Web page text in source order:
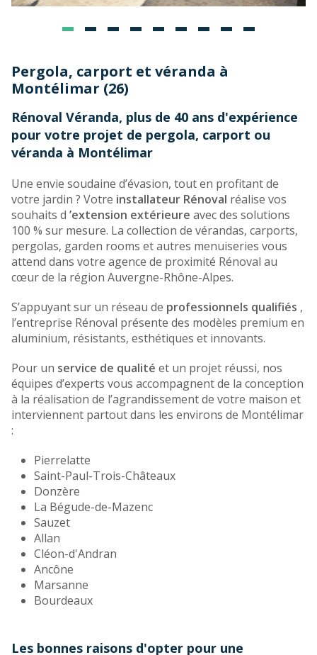
Pergola, carport et véranda à
Montélimar (26)
Rénoval Véranda, plus de 40 ans d'expérience
pour votre projet de pergola, carport ou
véranda à Montélimar
Une envie soudaine d’évasion, tout en profitant de
votre jardin ? Votre installateur Rénoval réalise vos
souhaits d ’extension extérieure avec des solutions
100 % sur mesure. La collection de vérandas, carports,
pergolas, garden rooms et autres menuiseries vous
attend dans votre agence de proximité Rénoval au
cœur de la région Auvergne-Rhône-Alpes.
S’appuyant sur un réseau de professionnels qualifiés ,
l’entreprise Rénoval présente des modèles premium en
aluminium, résistants, esthétiques et innovants.
Pour un service de qualité et un projet réussi, nos
équipes d’experts vous accompagnent de la conception
à la réalisation de l’agrandissement de votre maison et
interviennent partout dans les environs de Montélimar
:
Pierrelatte
Saint-Paul-Trois-Châteaux
Donzère
La Bégude-de-Mazenc
Sauzet
Allan
Cléon-d'Andran
Ancône
Marsanne
Bourdeaux
Les bonnes raisons d'opter pour une